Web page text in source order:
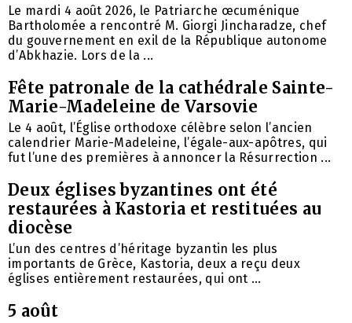
Le mardi 4 août 2026, le Patriarche œcuménique
Bartholomée a rencontré M. Giorgi Jincharadze, chef
du gouvernement en exil de la République autonome
d’Abkhazie. Lors de la ...
Fête patronale de la cathédrale Sainte-
Marie-Madeleine de Varsovie
Le 4 août, l’Église orthodoxe célèbre selon l’ancien
calendrier Marie-Madeleine, l’égale-aux-apôtres, qui
fut l’une des premières à annoncer la Résurrection ...
Deux églises byzantines ont été
restaurées à Kastoria et restituées au
diocèse
L’un des centres d’héritage byzantin les plus
importants de Grèce, Kastoria, deux a reçu deux
églises entièrement restaurées, qui ont ...
5 août